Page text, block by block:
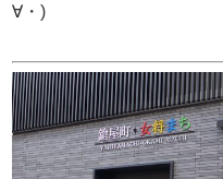
∀・)